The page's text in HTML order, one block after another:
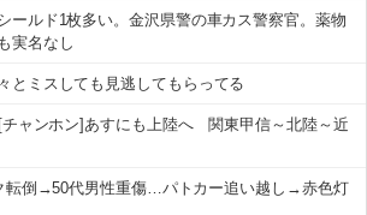
ールド1枚多い。金沢県警の車カス警察官。薬物
実名なし
とミスしても見逃してもらってる
[チャンホン]あすにも上陸へ 関東甲信～北陸～近
転倒→50代男性重傷…パトカー追い越し→赤色灯